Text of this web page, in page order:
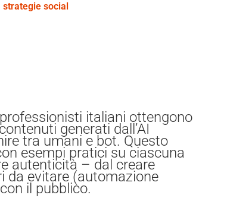
strategie social
italiani ottengono
generati dall’AI
tra umani e bot. Questo
esempi pratici su ciascuna
autenticità – dal creare
da evitare (automazione
il pubblico.